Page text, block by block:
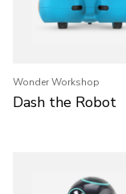
Wonder Workshop
Dash the Robot